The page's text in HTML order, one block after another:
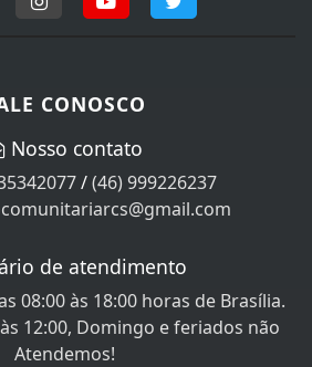
CONOSCO
Nosso contato
/(46) 999226237
de atendimento
08:00 às 18:00 horas de Brasília.
12:00, Domingo e feriados não
Atendemos!